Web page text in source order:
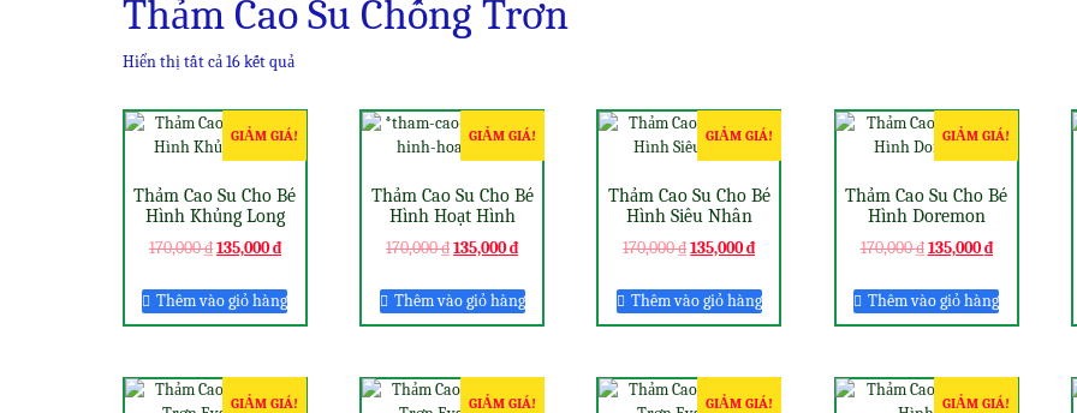
Thảm Cao Su Chống Trơn
Hiển thị tất cả 16 kết quả
GIẢM GIÁ!
Thảm Cao Su Cho Bé
Hình Khủng Long
170,000₫135,000₫
Thêm vào giỏ hàng
GIẢM GIÁ!
Thảm Cao Su Cho Bé
Hình Hoạt Hình
170,000₫135,000₫
Thêm vào giỏ hàng
GIẢM GIÁ!
Thảm Cao Su Cho Bé
Hình Siêu Nhân
170,000₫135,000₫
Thêm vào giỏ hàng
GIẢM GIÁ!
Thảm Cao Su Cho Bé
Hình Doremon
170,000₫ 135,000₫
Thêm vào giỏ hàng
GIẢM GIÁ! GIẢM GIÁ! GIẢM GIÁ! GIẢM GIÁ!